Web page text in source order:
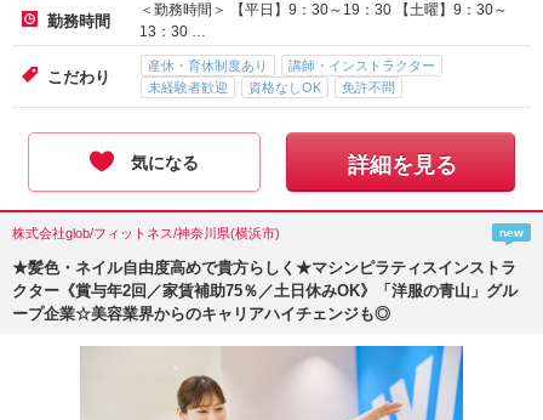
勤務時間
＜勤務時間＞ 【平日】9：30～19：30 【土曜】9：30～
13：30 …
こだわり
産休・育休制度あり
講師・インストラクター
未経験者歓迎
資格なしOK 免許不問
気になる 詳細を見る
株式会社glob/フィットネス/神奈川県(横浜市) new
★髪色・ネイル自由度高めで貴方らしく★マシンピラティスインストラ
クター《賞与年2回／家賃補助75％／土日休みOK》「洋服の青山」グル
ープ企業☆美容業界からのキャリアハイチェンジも◎